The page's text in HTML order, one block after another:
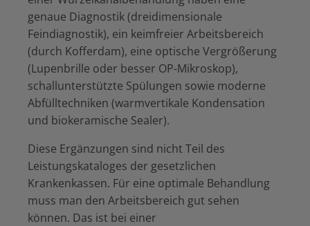
genaue Diagnostik (dreidimensionale
Feindiagnostik), ein keimfreier Arbeitsbereich
(durch Kofferdam), eine optische Vergrößerung
(Lupenbrille oder besser OP-Mikroskop),
schallunterstützte Spülungen sowie moderne
Abfülltechniken (warmvertikale Kondensation
und biokeramische Sealer).
Diese Ergänzungen sind nicht Teil des
Leistungskataloges der gesetzlichen
Krankenkassen. Für eine optimale Behandlung
muss man den Arbeitsbereich gut sehen
können. Das ist bei einer